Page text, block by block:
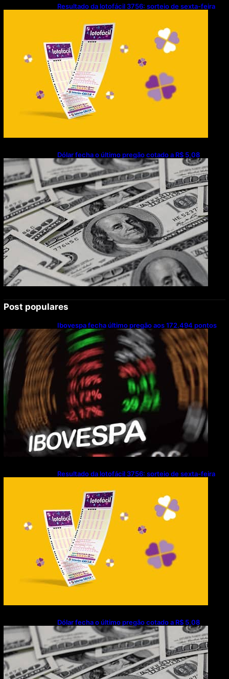
Resultado da lotofácil 3756: sorteio de sexta-feira
Dólar fecha o último pregão cotado a R$ 5,08
Post populares
Ibovespa fecha último pregão aos 172.494 pontos
Resultado da lotofácil 3756: sorteio de sexta-feira
Dólar fecha o último pregão cotado a R$ 5,08